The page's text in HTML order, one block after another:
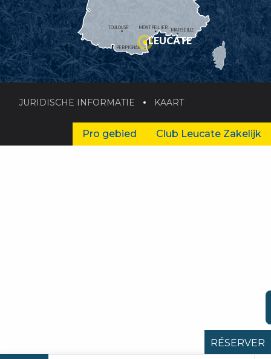
MONTPELLIER
PERPIGNAN
MARSEILLE
TOULOUSE
LEUCATE
JURIDISCHE INFORMATIE KAART
Pro gebied Club Leucate Zakelijk
RÉSERVER